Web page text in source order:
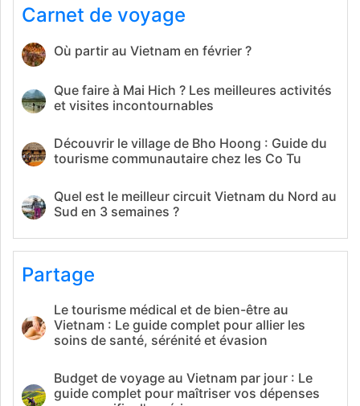
Carnet de voyage
Où partir au Vietnam en février ?
Que faire à Mai Hich ? Les meilleures activités
et visites incontournables
Découvrir le village de Bho Hoong : Guide du
tourisme communautaire chez les Co Tu
Quel est le meilleur circuit Vietnam du Nord au
Sud en 3 semaines ?
Partage
Le tourisme médical et de bien-être au
Vietnam : Le guide complet pour allier les
soins de santé, sérénité et évasion
Budget de voyage au Vietnam par jour : Le
guide complet pour maîtriser vos dépenses